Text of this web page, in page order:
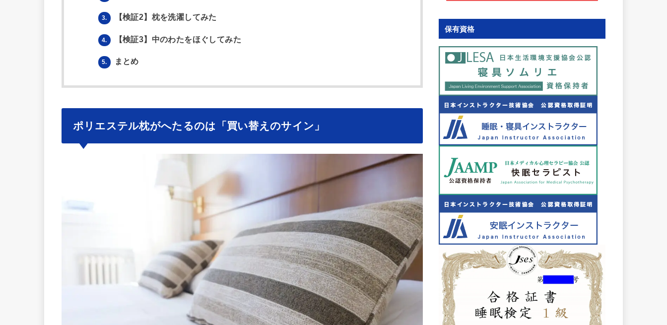
3. 【検証2】枕を洗濯してみた
4. 【検証3】中のわたをほぐしてみた
5. まとめ
ポリエステル枕がへたるのは「買い替えのサイン」
保有資格